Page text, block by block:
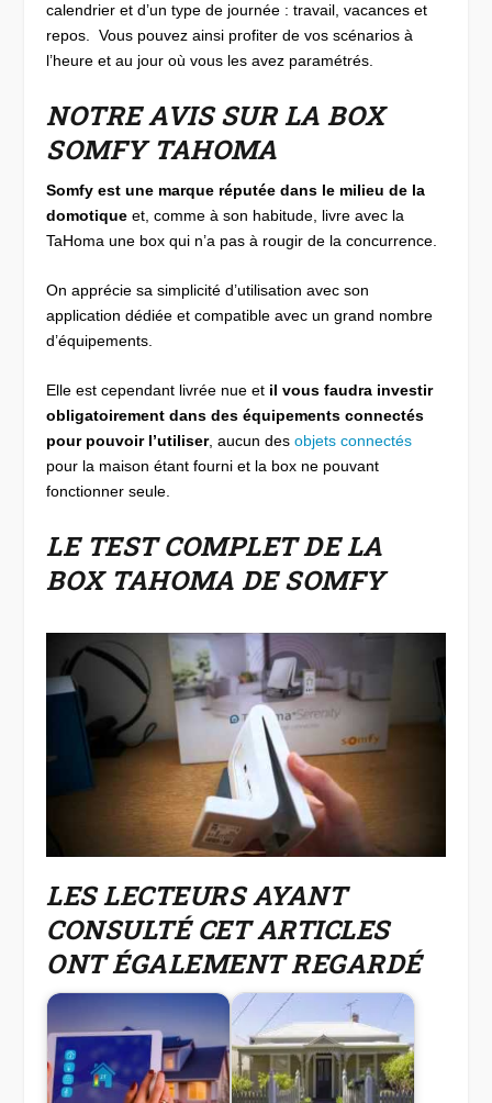
calendrier et d’un type de journée : travail, vacances et
repos. Vous pouvez ainsi profiter de vos scénarios à
l’heure et au jour où vous les avez paramétrés.
NOTRE AVIS SUR LA BOX
SOMFY TAHOMA
Somfy est une marque réputée dans le milieu de la
domotique et, comme à son habitude, livre avec la
TaHoma une box qui n’a pas à rougir de la concurrence.
On apprécie sa simplicité d’utilisation avec son
application dédiée et compatible avec un grand nombre
d’équipements.
Elle est cependant livrée nue et il vous faudra investir
obligatoirement dans des équipements connectés
pour pouvoir l’utiliser, aucun desobjets connectés
pour la maison étant fourni et la box ne pouvant
fonctionner seule.
LE TEST COMPLET DE LA
BOX TAHOMA DE SOMFY
LES LECTEURS AYANT
CONSULTÉ CET ARTICLES
ONT ÉGALEMENT REGARDÉ